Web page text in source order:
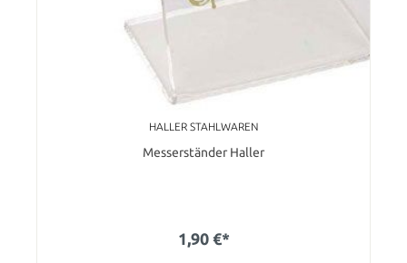
HALLER STAHLWAREN
Messerständer Haller
1,90 €*